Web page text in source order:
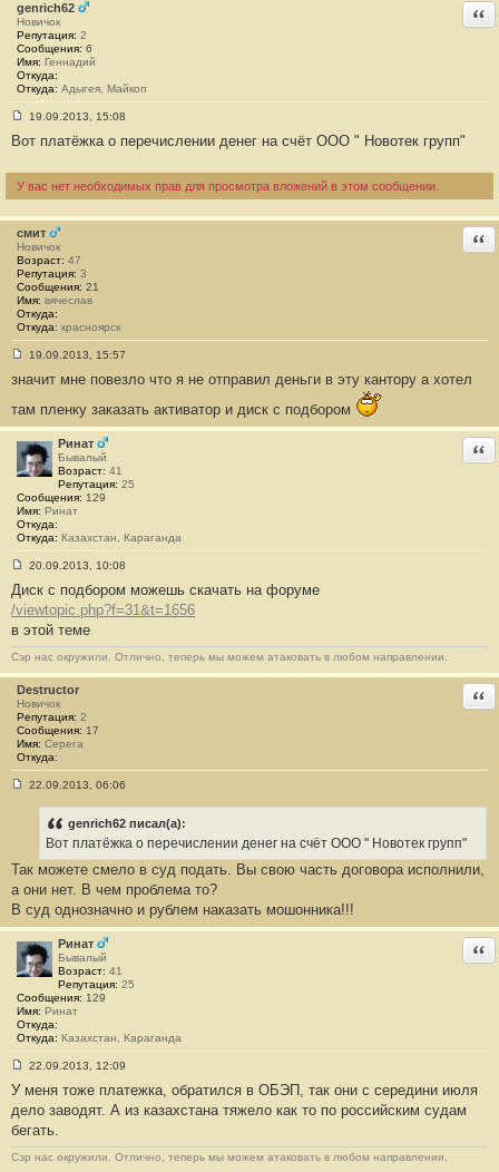
genrich62
Новичок
Репутация: 2
Сообщения: 6
Имя: Геннадий
Откуда:
Откуда: Адыгея, Майкоп
о
щ
е
и
е
#
4
6
19.09.2013, 15:08
Вот платёжка о перечислении денег на счёт ООО " Новотек групп"
У вас нет необходимых прав для просмотра вложений в этом сообщении.
смит
Новичок
Возраст: 47
Репутация: 3
Сообщения: 21
Имя: вячеслав
Откуда:
Откуда: красноярск
о
б
щ
е
н
и
е
4
7
19.09.2013, 15:57
значит мне повезло что я не отправил деньги в эту кантору а хотел
там пленку заказать активатор и диск с подбором
Ринат
Бывалый
Возраст: 41
Репутация: 25
Сообщения: 129
Имя: Ринат
Откуда:
Откуда: Казахстан, Караганда
о
о
б
щ
н
#
4
8
20.09.2013, 10:08
Диск с подбором можешь скачать на форуме
/viewtopic.php?f=31&t=1656
в этой теме
Сэр нас окружили. Отлично, теперь мы можем атаковать в любом направлении.
Destructor
Новичок
Репутация: 2
Сообщения: 17
Имя: Cерега
Откуда:
н
и
#
4
9
22.09.2013, 06:06
genrich62 писал(а):
Вот платёжка о перечислении денег на счёт ООО " Новотек групп"
Так можете смело в суд подать. Вы свою часть договора исполнили,
а они нет. В чем проблема то?
В суд однозначно и рублем наказать мошонника!!!
Ринат
Бывалый
Возраст: 41
Репутация: 25
Сообщения: 129
Имя: Ринат
Откуда:
Откуда: Казахстан, Караганда
о
б
щ
н
22.09.2013, 12:09
У меня тоже платежка, обратился в ОБЭП, так они с середини июля
дело заводят. А из казахстана тяжело как то по российским судам
бегать.
Сэр нас окружили. Отлично, теперь мы можем атаковать в любом направлении.